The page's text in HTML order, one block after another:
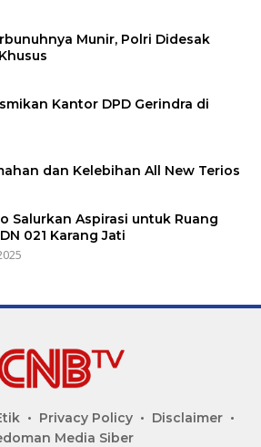
Munir, Polri Didesak
Kantor DPD Gerindra di
dan Kelebihan All New Terios
Salurkan Aspirasi untuk Ruang
021 Karang Jati
Privacy Policy
Disclaimer
Media Siber